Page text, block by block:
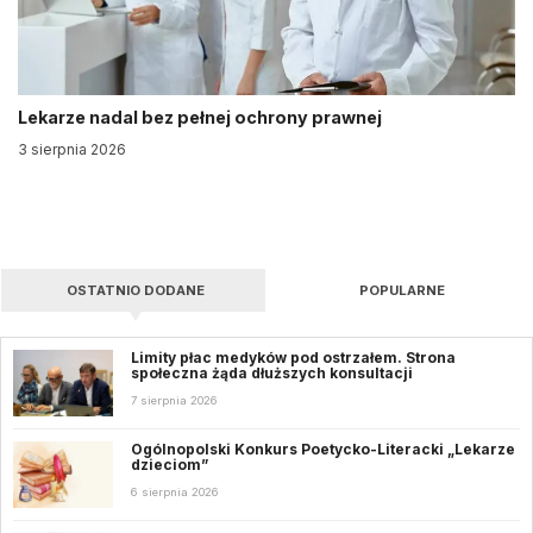
Lekarze nadal bez pełnej ochrony prawnej
3 sierpnia 2026
OSTATNIO DODANE POPULARNE
Limity płac medyków pod ostrzałem. Strona
społeczna żąda dłuższych konsultacji
7 sierpnia 2026
Ogólnopolski Konkurs Poetycko-Literacki „Lekarze
dzieciom”
6 sierpnia 2026